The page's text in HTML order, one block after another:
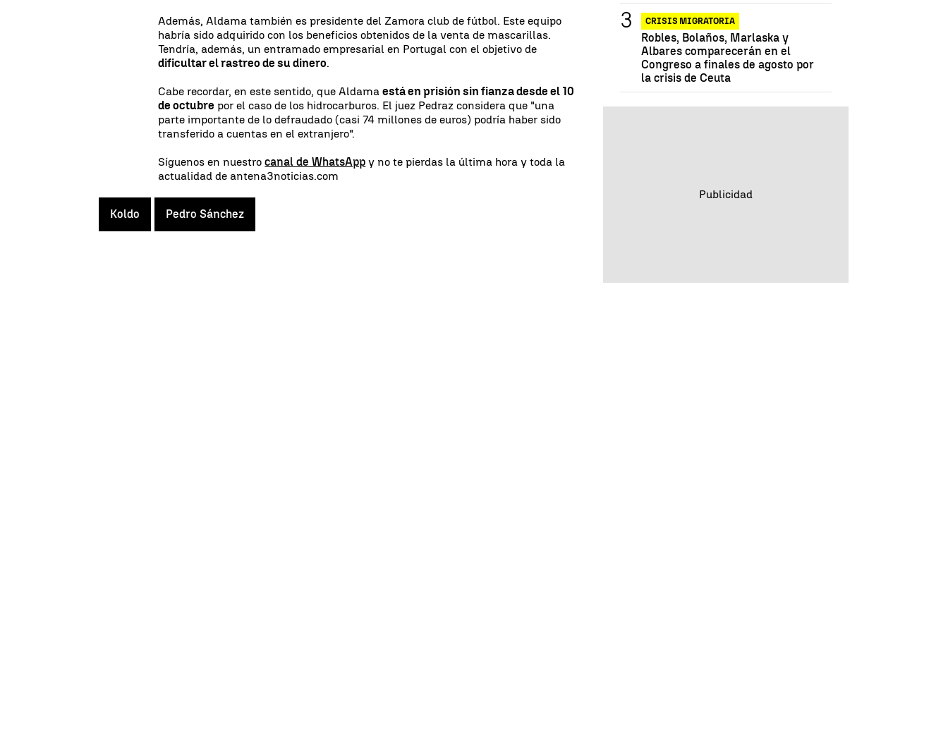
Además, Aldama también es presidente del Zamora club de fútbol. Este equipo
habría sido adquirido con los beneficios obtenidos de la venta de mascarillas.
Tendría, además, un entramado empresarial en Portugal con el objetivo de
dificultar el rastreo de su dinero.
Cabe recordar, en este sentido, que Aldamaestá en prisión sin fianza desde el 10
de octubre por el caso de los hidrocarburos. El juez Pedraz considera que "una
parte importante de lo defraudado (casi 74 millones de euros) podría haber sido
transferido a cuentas en el extranjero".
Síguenos en nuestrocanal de WhatsApp y no te pierdas la última hora y toda la
actualidad de antena3noticias.com
Koldo Pedro Sánchez
CRISIS MIGRATORIA
Robles, Bolaños, Marlaska y
Albares comparecerán en el
Congreso a finales de agosto por
la crisis de Ceuta